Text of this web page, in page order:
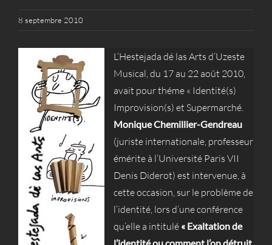
8 septembre 2010
L’Hestejada dé las Arts d’Uzeste
Musical, du 17 au 22 août 2010,
avait pour théme « Identité(s)
Improvision(s) et Supermarché.
Monique Chemillier-Gendreau
(juriste internationale, professeur
émérite à l’Université Paris VII
Denis Diderot) est intervenue, à
cette occasion, sur le problème de
l’identité, lors d’une conférence
qu’elle a intitulé « Exaltation de